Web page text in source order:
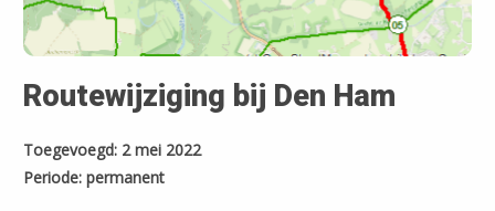
Routewijziging bij Den Ham
Toegevoegd: 2 mei 2022
Periode: permanent